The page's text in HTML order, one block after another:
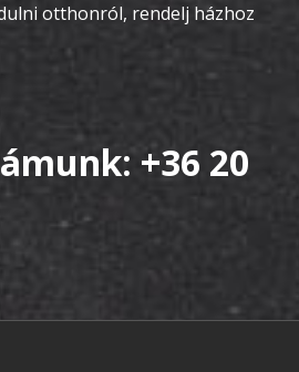
otthonról, rendelj házhoz
+36 20